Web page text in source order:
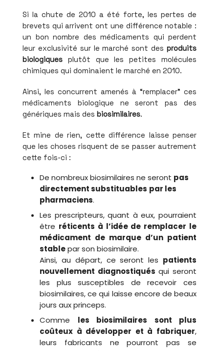
Si la chute de 2010 a été forte, les pertes de
brevets qui arrivent ont une différence notable :
un bon nombre des médicaments qui perdent
leur exclusivité sur le marché sont des produits
biologiques plutôt que les petites molécules
chimiques qui dominaient le marché en 2010.
Ainsi, les concurrent amenés à “remplacer” ces
médicaments biologique ne seront pas des
génériques mais des biosimilaires.
Et mine de rien, cette différence laisse penser
que les choses risquent de se passer autrement
cette fois-ci :
De nombreux biosimilaires ne seront pas
directement substituables par les
pharmaciens.
Les prescripteurs, quant à eux, pourraient
être réticents à l’idée de remplacer le
médicament de marque d’un patient
stablepar son biosimilaire.
Ainsi, au départ, ce seront les patients
nouvellement diagnostiqués qui seront
les plus susceptibles de recevoir ces
biosimilaires, ce qui laisse encore de beaux
jours aux princeps.
Comme les biosimilaires sont plus
coûteux à développer et à fabriquer,
leurs fabricants ne pourront pas se